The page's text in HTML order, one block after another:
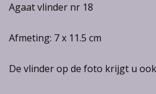
Agaat vlinder nr 18
Afmeting: 7 x 11.5 cm
De vlinder op de foto krijgt u